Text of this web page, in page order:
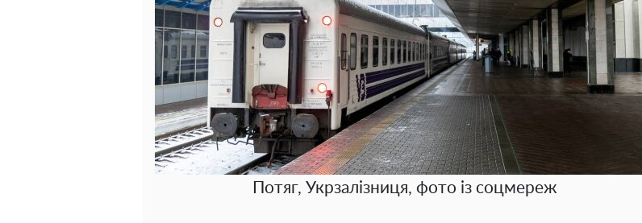
Потяг, Укрзалізниця, фото із соцмереж